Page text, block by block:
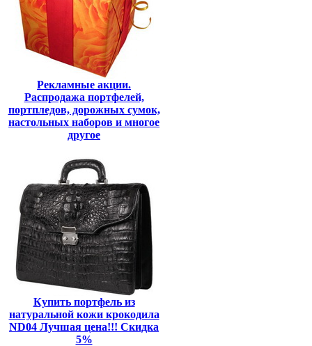
Рекламные акции.
Распродажа портфелей,
портпледов, дорожных сумок,
настольных наборов и многое
другое
Купить портфель из
натуральной кожи крокодила
ND04 Лучшая цена!!! Скидка
5%